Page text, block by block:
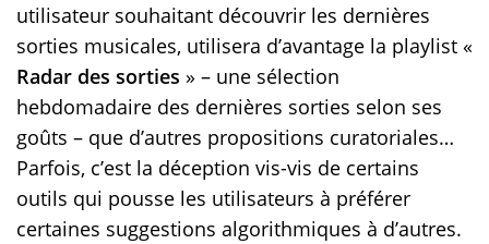
utilisateur souhaitant découvrir les dernières
sorties musicales, utilisera d’avantage la playlist «
Radar des sorties » – une sélection
hebdomadaire des dernières sorties selon ses
goûts – que d’autres propositions curatoriales…
Parfois, c’est la déception vis-vis de certains
outils qui pousse les utilisateurs à préférer
certaines suggestions algorithmiques à d’autres.